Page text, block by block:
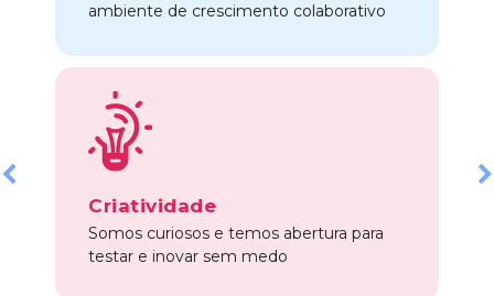
ambiente de crescimento colaborativo
Criatividade
Somos curiosos e temos abertura para
testar e inovar sem medo
Previous